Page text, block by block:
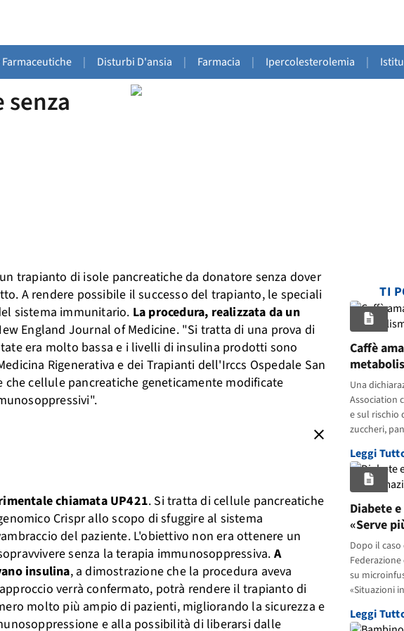
| Disturbi D'ansia | Farmacia | Ipercolesterolemia |
trapianto di isole pancreatiche da donatore senza dover
A rendere possibile il successo del trapianto, le speciali
sistema immunitario. La procedura, realizzata da un
England Journal of Medicine. "Si tratta di una prova di
era molto bassa e i livelli di insulina prodotti sono
Rigenerativa e dei Trapianti dell'Irccs Ospedale San
cellule pancreatiche geneticamente modificate
close
chiamata UP421. Si tratta di cellule pancreatiche
Crispr allo scopo di sfuggire al sistema
del paziente. L'obiettivo non era ottenere un
senza la terapia immunosoppressiva.A
insulina, a dimostrazione che la procedura aveva
verrà confermato, potrà rendere il trapianto di
molto più ampio di pazienti, migliorando la sicurezza e
e alla possibilità di liberarsi dalle
TI
Caffè
Una
Association
e sul rischio
zuccheri,
Leggi
Diabete
«Serve
Dopo il
su
«Situazioni
Leggi